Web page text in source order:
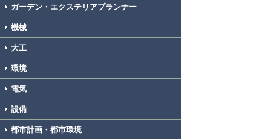
ガーデン・エクステリアプランナー
機械
大工
環境
電気
設備
都市計画・都市環境